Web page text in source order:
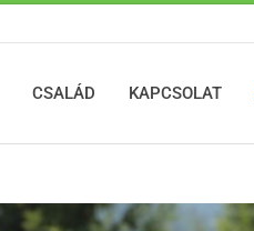
CSALÁD KAPCSOLAT